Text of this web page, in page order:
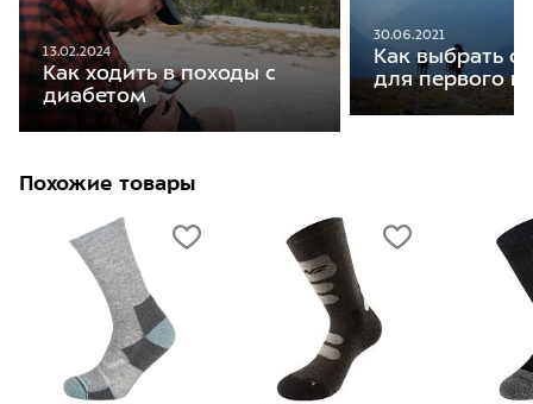
13.02.2024
Как ходить в походы с
диабетом
30.06.2021
Как выбрать
для первого
Похожие товары